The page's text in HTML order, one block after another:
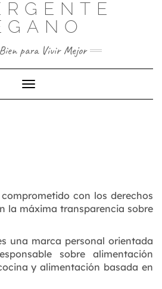
para Vivir Mejor
Toggle Navigation
con los derechos
la máxima transparencia sobre
una marca personal orientada
sobre alimentación
y alimentación basada en